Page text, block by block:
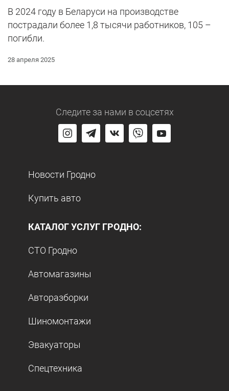
В 2024 году в Беларуси на производстве
пострадали более 1,8 тысячи работников, 105 –
погибли.
28 апреля 2025
Следите за нами в соцсетях
Новости Гродно
Купить авто
КАТАЛОГ УСЛУГ ГРОДНО:
СТО Гродно
Автомагазины
Авторазборки
Шиномонтажи
Эвакуаторы
Спецтехника